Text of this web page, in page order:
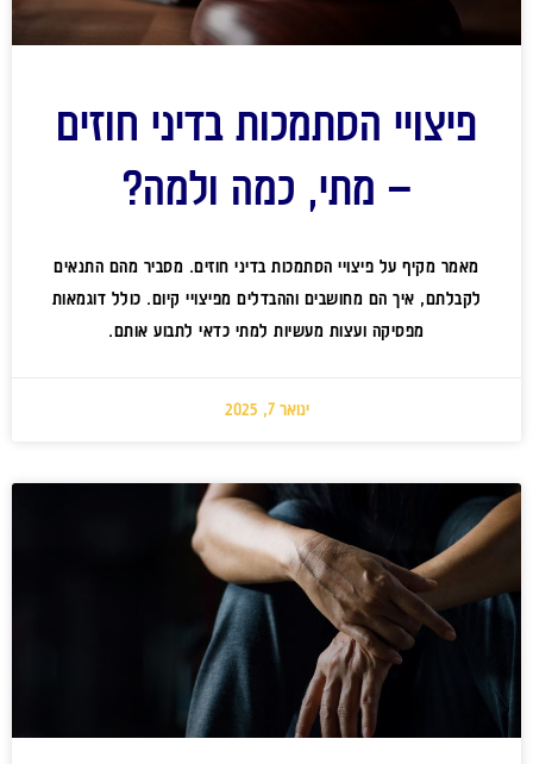
פיצויי הסתמכות בדיני חוזים
– מתי, כמה ולמה?
מאמר מקיף על פיצויי הסתמכות בדיני חוזים. מסביר מהם התנאים
לקבלתם, איך הם מחושבים וההבדלים מפיצויי קיום. כולל דוגמאות
מפסיקה ועצות מעשיות למתי כדאי לתבוע אותם.
ינואר 7, 2025